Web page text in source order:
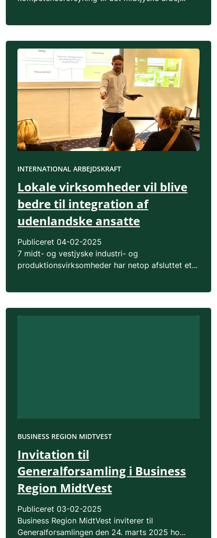
INTERNATIONAL ARBEJDSKRAFT
Lokale virksomheder vil blive
bedre til integration af
udenlandske ansatte
Publiceret 04-02-2025
7 midt- og vestjyske industri- og
produktionsvirksomheder har netop afsluttet et...
BUSINESS REGION MIDTVEST
Invitation til
Generalforsamling i Business
Region MidtVest
Publiceret 03-02-2025
Business Region MidtVest inviterer til
Generalforsamlingen den 24. marts 2025 ho...